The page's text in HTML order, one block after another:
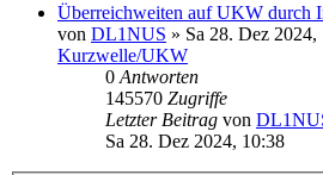
Überreichweiten auf UKW durch
von DL1NUS » Sa 28. Dez 2024,
Kurzwelle/UKW
0 Antworten
145570 Zugriffe
Letzter Beitrag von
Sa 28. Dez 2024, 10:38